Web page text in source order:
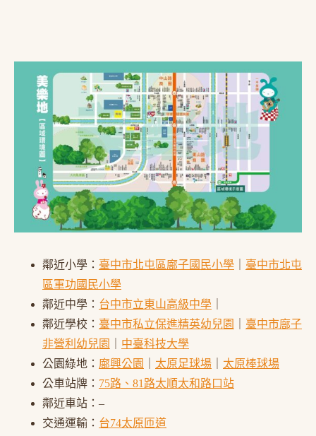
鄰近小學： 臺中市北屯區廍子國民小學
臺中市北屯
區軍功國民小學
鄰近中學： 台中市立東山高級中學
鄰近學校： 臺中市私立保進精英幼兒園
臺中市廍子
非營利幼兒園
中臺科技大學
公園綠地： 廍興公園 太原足球場
太原棒球場
公車站牌： 75路、81路太順太和路口站
鄰近車站：–
交通運輸： 台74太原匝道